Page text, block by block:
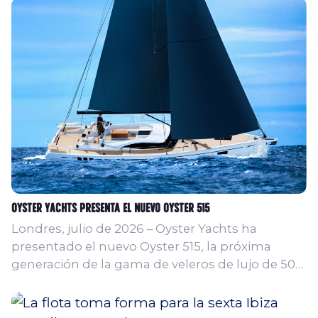
Oyster Yachts presenta el nuevo Oyster 515
Londres, julio de 2026 – Oyster Yachts ha
presentado el nuevo Oyster 515, la próxima
generación de la gama de veleros de lujo de 50
británico. Desarrollado sobre la base del